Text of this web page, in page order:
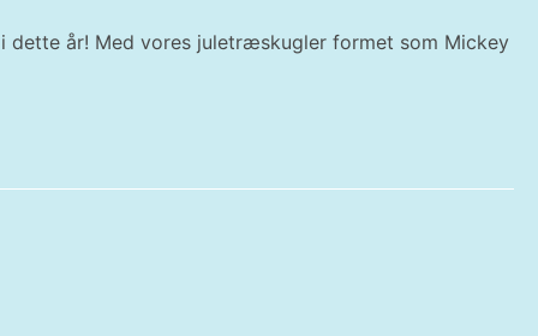
år! Med vores juletræskugler formet som Mickey